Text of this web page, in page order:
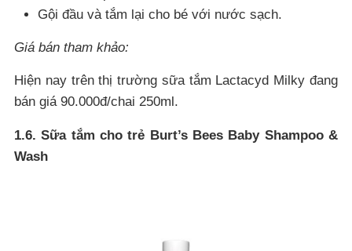
Gội đầu và tắm lại cho bé với nước sạch.
Giá bán tham khảo:
Hiện nay trên thị trường sữa tắm Lactacyd Milky đang
bán giá 90.000đ/chai 250ml.
1.6. Sữa tắm cho trẻ Burt’s Bees Baby Shampoo &
Wash